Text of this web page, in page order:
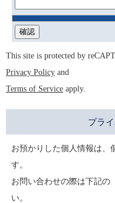
This site is protected by
Privacy Policy and
Terms of Service apply.
プラ
お預かりした個人情報は、
す。
お問い合わせの際は下記の
い。